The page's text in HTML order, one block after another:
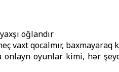
oğlandır
vaxt qocalmır,
onlayn oyunlar kimi, hər